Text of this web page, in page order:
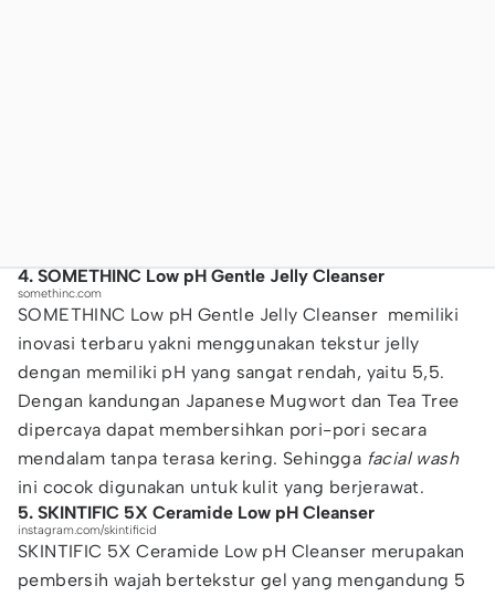
4. SOMETHINC Low pH Gentle Jelly Cleanser
somethinc.com
SOMETHINC Low pH Gentle Jelly Cleanser memiliki
inovasi terbaru yakni menggunakan tekstur jelly
dengan memiliki pH yang sangat rendah, yaitu 5,5.
Dengan kandungan Japanese Mugwort dan Tea Tree
dipercaya dapat membersihkan pori-pori secara
mendalam tanpa terasa kering. Sehingga facial wash
ini cocok digunakan untuk kulit yang berjerawat.
5. SKINTIFIC 5X Ceramide Low pH Cleanser
instagram.com/skintificid
SKINTIFIC 5X Ceramide Low pH Cleanser merupakan
pembersih wajah bertekstur gel yang mengandung 5